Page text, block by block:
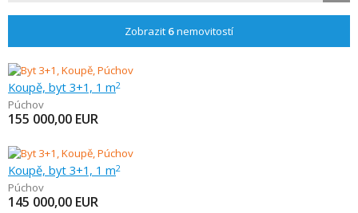
Zobrazit 6nemovitostí
Koupě, byt 3+1, 1 m2
Púchov
155 000,00 EUR
Koupě, byt 3+1, 1 m2
Púchov
145 000,00 EUR